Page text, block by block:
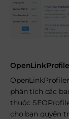
phân tích các
thuộc
cho bạn quyền